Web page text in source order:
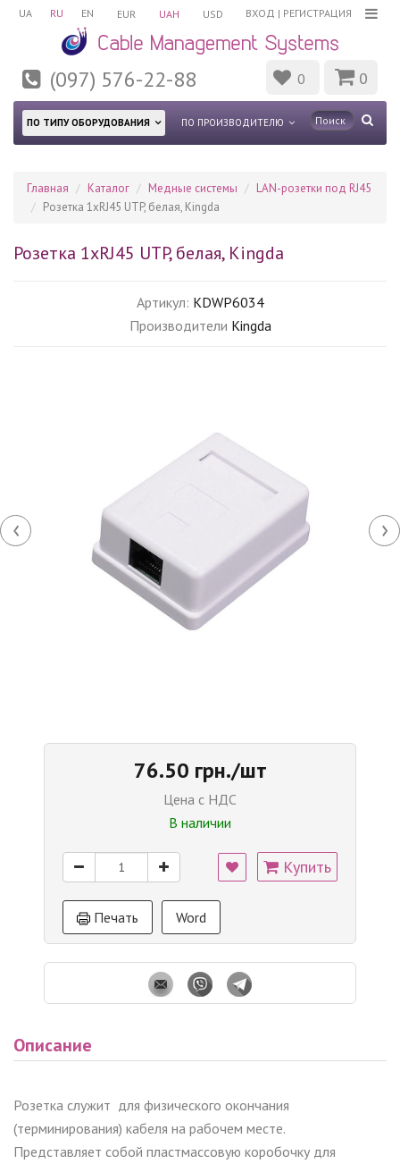
UA RU EN ВХОД | РЕГИСТРАЦИЯ
EUR UAH USD
(097) 576-22-88 0 0
ПО ТИПУ ОБОРУДОВАНИЯ ПО ПРОИЗВОДИТЕЛЮ
Главная Каталог Медные системы
LAN-розетки под RJ45
Розетка 1хRJ45 UTP, белая, Kingda
Розетка 1хRJ45 UTP, белая, Kingda
Артикул: KDWP6034
Производители Kingda
‹ ›
76.50 грн./шт
Цена с НДС
В наличии
Купить
Печать Word
Описание
Розетка служит для физического окончания
(терминирования) кабеля на рабочем месте.
Представляет собой пластмассовую коробочку для